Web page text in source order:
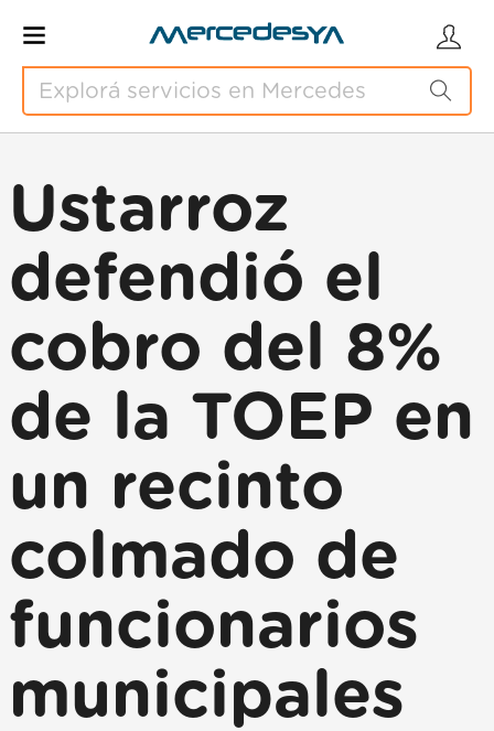
Ustarroz
defendió el
cobro del 8%
de la TOEP en
un recinto
colmado de
funcionarios
municipales